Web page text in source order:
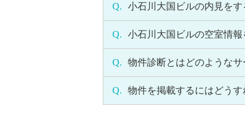
Q. 小石川大国ビルの内見を
Q. 小石川大国ビルの空室情
Q. 物件診断とはどのようなサ
Q. 物件を掲載するにはどうす